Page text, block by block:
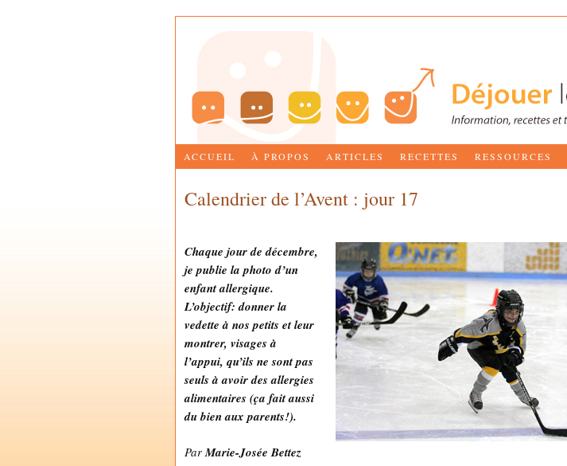
ACCUEIL À PROPOS ARTICLES RECETTES RESSOURCES
Calendrier de l’Avent : jour 17
Chaque jour de décembre,
je publie la photo d’un
enfant allergique.
L’objectif: donner la
vedette à nos petits et leur
montrer, visages à
l’appui, qu’ils ne sont pas
seuls à avoir des allergies
alimentaires (ça fait aussi
du bien aux parents!).
ParMarie-Josée Bettez